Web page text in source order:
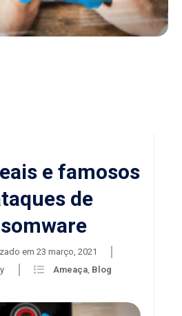
e famosos
de
em 23 março, 2021
Ameaça Blog